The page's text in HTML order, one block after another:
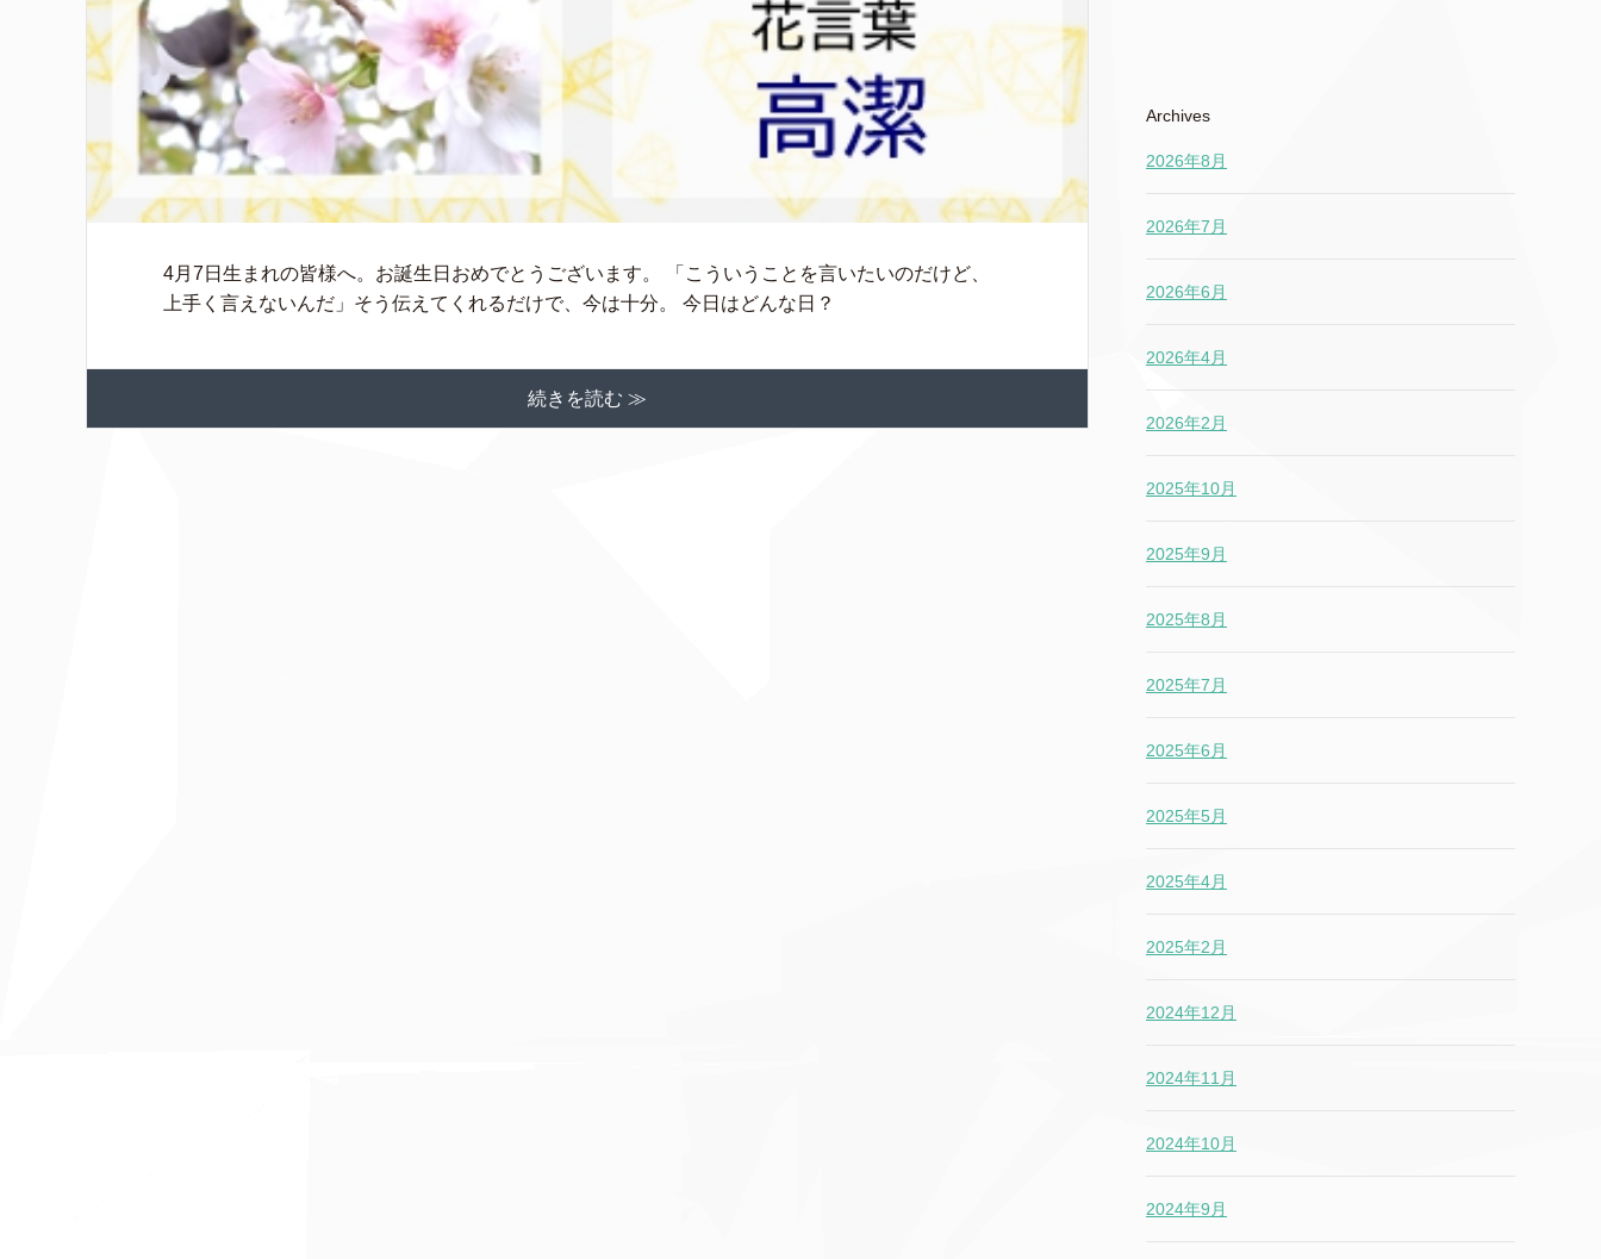
4月7日生まれの皆様へ。お誕生日おめでとうございます。 「こういうことを言いたいのだけど、
上手く言えないんだ」そう伝えてくれるだけで、今は十分。 今日はどんな日？
続きを読む ≫
Archives
2026年8月
2026年7月
2026年6月
2026年4月
2026年2月
2025年10月
2025年9月
2025年8月
2025年7月
2025年6月
2025年5月
2025年4月
2025年2月
2024年12月
2024年11月
2024年10月
2024年9月